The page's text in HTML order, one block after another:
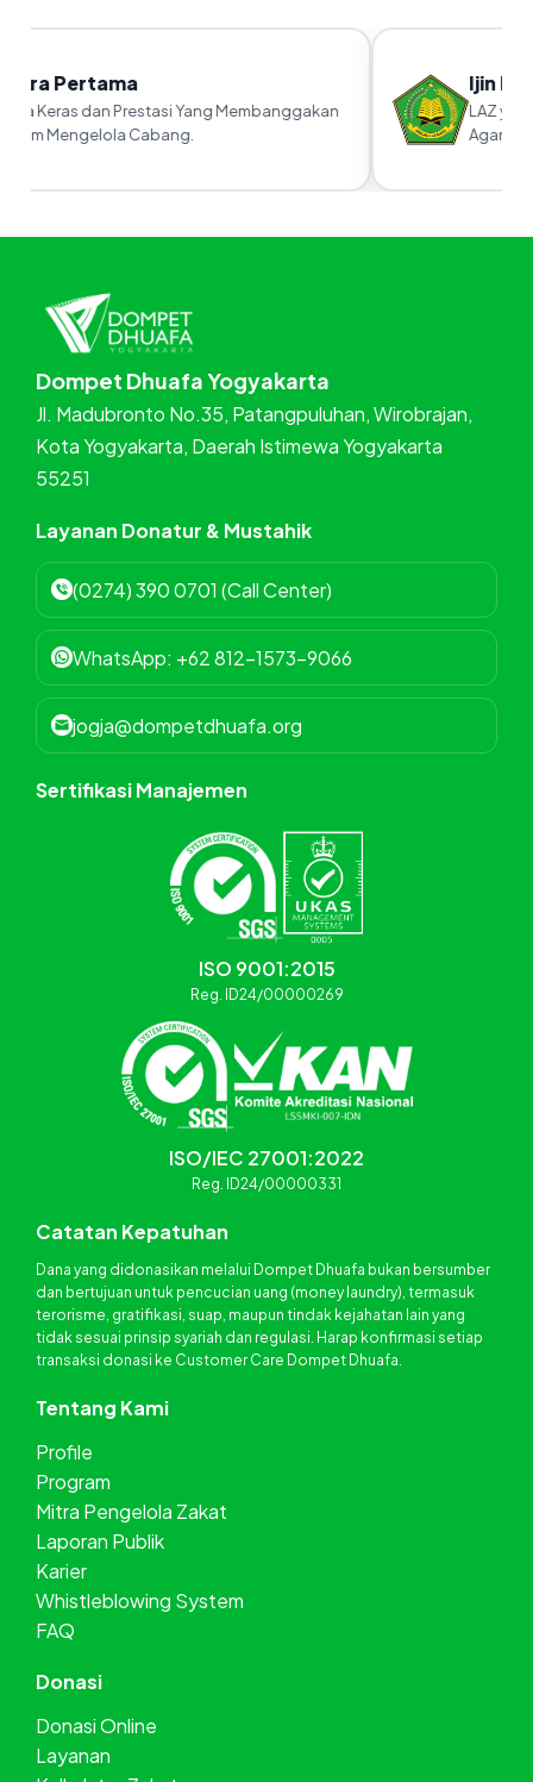
Pertama
Keras dan Prestasi Yang Membanggakan
Mengelola Cabang.
Ijin
LAZ yang
Agama RI
Dompet Dhuafa Yogyakarta
Jl. Madubronto No.35, Patangpuluhan, Wirobrajan,
Kota Yogyakarta, Daerah Istimewa Yogyakarta
55251
Layanan Donatur & Mustahik
(0274) 390 0701 (Call Center)
WhatsApp: +62 812-1573-9066
jogja@dompetdhuafa.org
Sertifikasi Manajemen
ISO 9001:2015
Reg. ID24/00000269
ISO/IEC 27001:2022
Reg. ID24/00000331
Catatan Kepatuhan
Dana yang didonasikan melalui Dompet Dhuafa bukan bersumber
dan bertujuan untuk pencucian uang (money laundry), termasuk
terorisme, gratifikasi, suap, maupun tindak kejahatan lain yang
tidak sesuai prinsip syariah dan regulasi. Harap konfirmasi setiap
transaksi donasi ke Customer Care Dompet Dhuafa.
Tentang Kami
Profile
Program
Mitra Pengelola Zakat
Laporan Publik
Karier
Whistleblowing System
FAQ
Donasi
Donasi Online
Layanan